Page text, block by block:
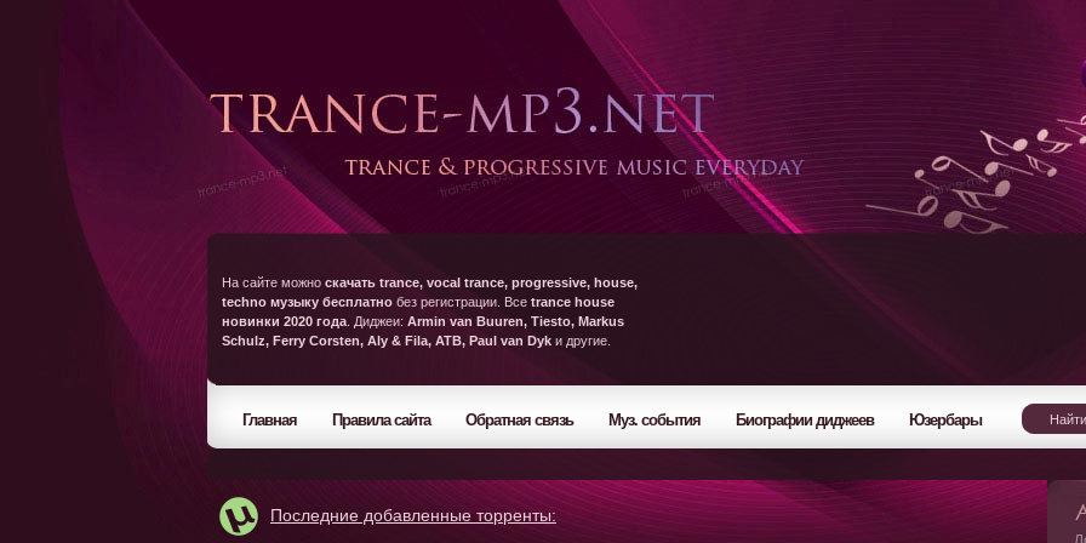
На сайте можно скачать trance, vocal trance, progressive, house,
techno музыку бесплатно без регистрации. Все trance house
новинки 2020 года . Диджеи: Armin van Buuren, Tiesto, Markus
Schulz, Ferry Corsten, Aly & Fila, ATB, Paul van Dyk и другие.
Главная Правила сайта Обратная связь Муз. события Биографии диджеев Юзербары
Последние добавленные торренты: